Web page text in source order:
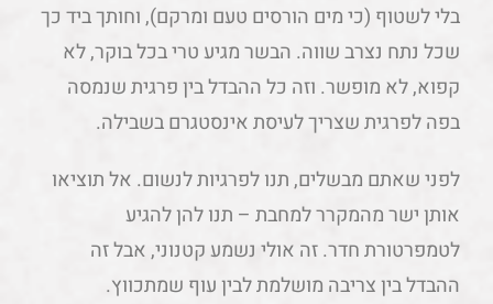
בלי לשטוף (כי מים הורסים טעם ומרקם), וחותך ביד כך
שכל נתח נצרב שווה. הבשר מגיע טרי בכל בוקר, לא
קפוא, לא מופשר. וזה כל ההבדל בין פרגית שנמסה
בפה לפרגית שצריך לעיסת אינסטגרם בשבילה.
לפני שאתם מבשלים, תנו לפרגיות לנשום. אל תוציאו
אותן ישר מהמקרר למחבת – תנו להן להגיע
לטמפרטורת חדר. זה אולי נשמע קטנוני, אבל זה
ההבדל בין צריבה מושלמת לבין עוף שמתכווץ.